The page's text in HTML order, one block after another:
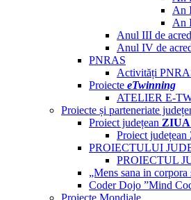
An
An
Anul III de
Anul IV de
PNRAS
Activități
Proiecte eTwinning
ATELIER E-
Proiecte și parteneriate
Proiect județean ZIUA
Proiect
PROIECTULUI
PROIECTUL
„Mens sana in corpora
Coder Dojo ”Mind
Proiecte Mondiale